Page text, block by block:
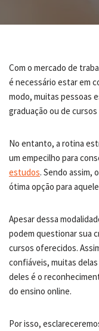
Com o mercado de
é necessário estar em
modo, muitas pessoas
graduação ou de
No entanto, a rotina
um empecilho para
estudos. Sendo assim,
ótima opção para
Apesar dessa
podem questionar sua
cursos oferecidos.
confiáveis, muitas
deles é o
do ensino online.
Por isso,